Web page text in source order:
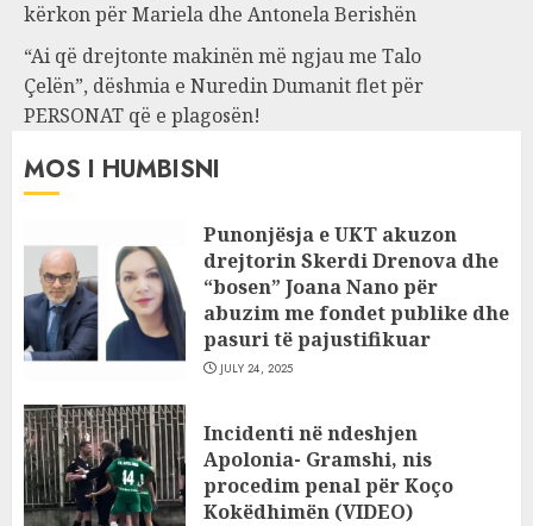
kërkon për Mariela dhe Antonela Berishën
“Ai që drejtonte makinën më ngjau me Talo
Çelën”, dëshmia e Nuredin Dumanit flet për
PERSONAT që e plagosën!
MOS I HUMBISNI
Punonjësja e UKT akuzon
drejtorin Skerdi Drenova dhe
“bosen” Joana Nano për
abuzim me fondet publike dhe
pasuri të pajustifikuar
JULY 24, 2025
Incidenti në ndeshjen
Apolonia- Gramshi, nis
procedim penal për Koço
Kokëdhimën (VIDEO)